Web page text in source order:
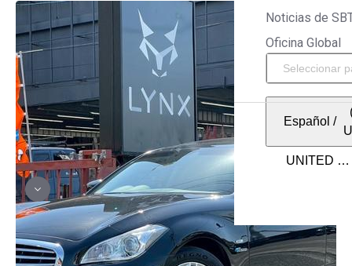
Noticias de
Oficina Global
Español /